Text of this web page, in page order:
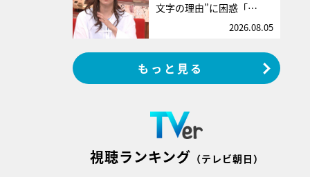
文字の理由”に困惑「…
2026.08.05
もっと見る
視聴ランキング （テレビ朝日）